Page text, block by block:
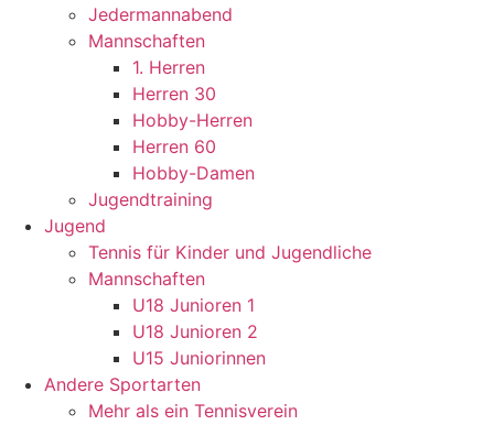
Jedermannabend
Mannschaften
1. Herren
Herren 30
Hobby-Herren
Herren 60
Hobby-Damen
Jugendtraining
Jugend
Tennis für Kinder und Jugendliche
Mannschaften
U18 Junioren 1
U18 Junioren 2
U15 Juniorinnen
Andere Sportarten
Mehr als ein Tennisverein